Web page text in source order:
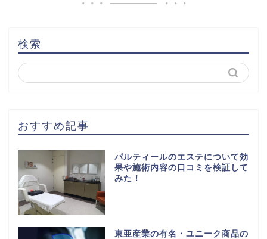
検索
おすすめ記事
パルティールのエステについて効
果や施術内容の口コミを検証して
みた！
東亜産業の有名・ユニーク商品の